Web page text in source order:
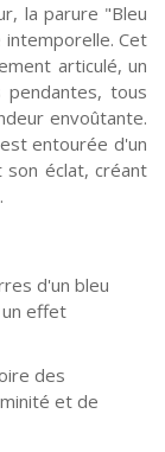
la parure "Bleu
Cet
articulé, un
tous
envoûtante.
entourée d'un
son éclat, créant
d'un bleu
effet
des
et de